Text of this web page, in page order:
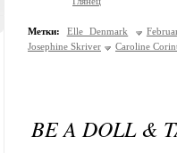
Метки: Elle Denmark
Josephine Skriver
Caroline
BE A DOLL &